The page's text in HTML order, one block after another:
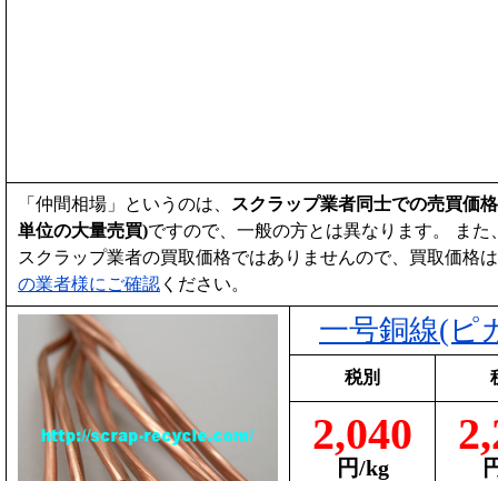
「仲間相場」というのは、
スクラップ業者同士での売買価
単位の大量売買)ですので、一般の方とは異なります。 また
スクラップ業者の買取価格ではありませんので、買取価格は
の業者様にご確認 ください。
一号銅線(ピ
税別
2,040
円/kg